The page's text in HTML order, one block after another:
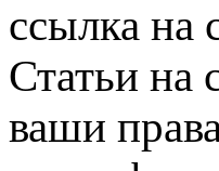
ссылка на
Статьи на
ваши